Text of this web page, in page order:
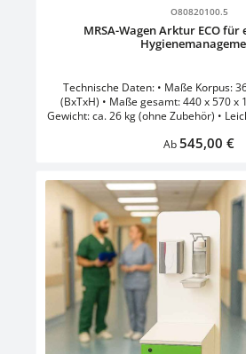
O80820100.5
MRSA-Wagen Arktur ECO für
Technische Daten: • Maße Korpus:
(BxTxH) • Maße gesamt: 440 x 570 x
Gewicht: ca. 26 kg (ohne Zubehör) •
Schlüssel • Handschuhbox aus
Ø 125 mm, 2 davon gebremst •
Montage der Zubehörausstattung •
Handschuhbox und 500 ml
stabile Einlegeböden zur
leicht zu reinigen und zu desinfizieren •
Front: Weiss - Gelb - Rot -
Regulärer Preis:
Ab545,00 €